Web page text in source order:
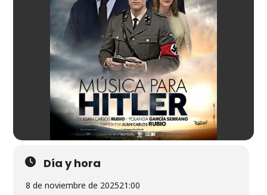
Día y hora
8 de noviembre de 202521:00